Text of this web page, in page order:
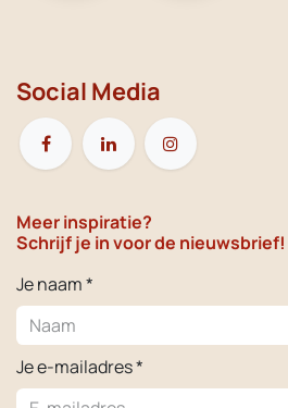
Social Media
Meer inspiratie?
Schrijf je in voor de nieuwsbrief!
Je naam *
Je e-mailadres *